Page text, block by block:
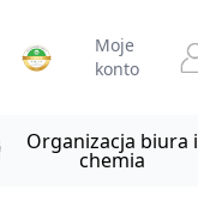
Moje
konto
Organizacja biura i
chemia